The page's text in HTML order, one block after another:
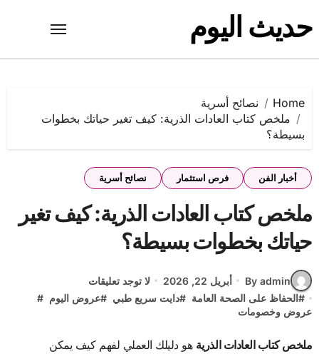
to
content
حديث اليوم
Home
نصائح أسرية
​ملخص كتاب العادات الذرية: كيف تغير حياتك بخطوات
بسيطة؟
أخبار الفن فرص استثمار نصائح أسرية
​ملخص كتاب العادات الذرية: كيف تغير
حياتك بخطوات بسيطة؟
By admin أبريل 22, 2026
لا توجد تعليقات
#الحفاظ على الصحة العامة #دايت سريع طبي #عروض اليوم #
عروض وخصومات
ملخص كتاب العادات الذرية هو دليلك العملي لفهم كيف يمكن